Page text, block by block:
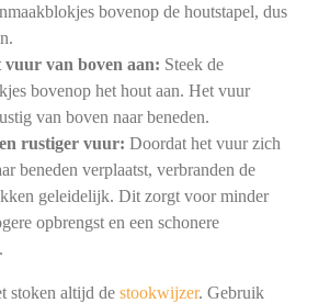
bovenop de houtstapel, dus
vuur van boven aan: Steek de
bovenop het hout aan. Het vuur
van boven naar beneden.
rustiger vuur: Doordat het vuur zich
beneden verplaatst, verbranden de
geleidelijk. Dit zorgt voor minder
opbrengst en een schonere
stoken altijd de stookwijzer. Gebruik